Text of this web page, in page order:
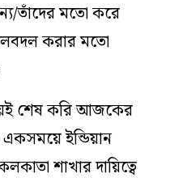
তাঁদের মতো করে
করার মতো
শেষ করি আজকের
একসময়ে ইন্ডিয়ান
শাখার দায়িত্বে